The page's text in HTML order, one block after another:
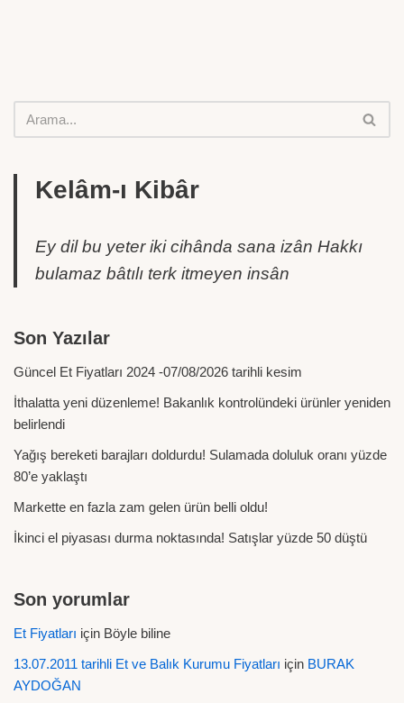
Kelâm-ı Kibâr
Ey dil bu yeter iki cihânda sana izân Hakkı
bulamaz bâtılı terk itmeyen insân
Son Yazılar
Güncel Et Fiyatları 2024 -07/08/2026 tarihli kesim
İthalatta yeni düzenleme! Bakanlık kontrolündeki ürünler yeniden
belirlendi
Yağış bereketi barajları doldurdu! Sulamada doluluk oranı yüzde
80’e yaklaştı
Markette en fazla zam gelen ürün belli oldu!
İkinci el piyasası durma noktasında! Satışlar yüzde 50 düştü
Son yorumlar
Et Fiyatları için Böyle biline
13.07.2011 tarihli Et ve Balık Kurumu Fiyatları için BURAK
AYDOĞAN